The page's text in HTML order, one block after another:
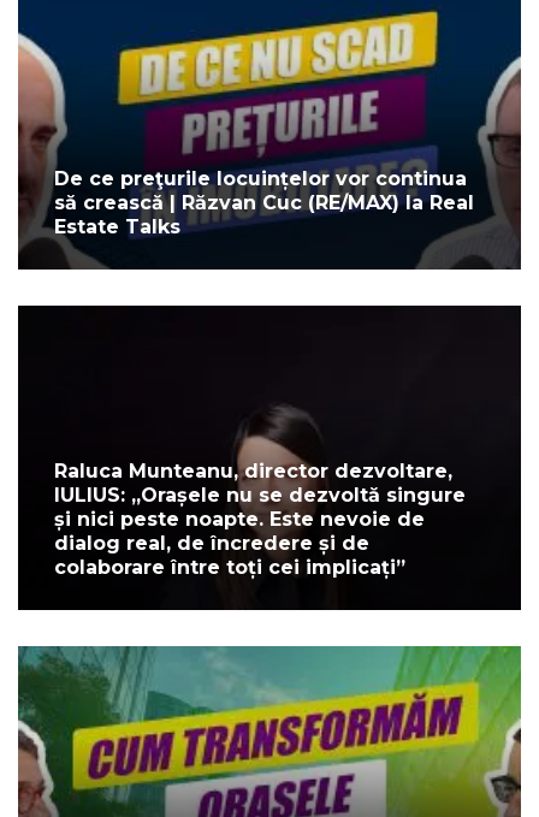
De ce preţurile locuințelor vor continua
să crească | Răzvan Cuc (RE/MAX) la Real
Estate Talks
Raluca Munteanu, director dezvoltare,
IULIUS: „Orașele nu se dezvoltă singure
și nici peste noapte. Este nevoie de
dialog real, de încredere și de
colaborare între toți cei implicați”